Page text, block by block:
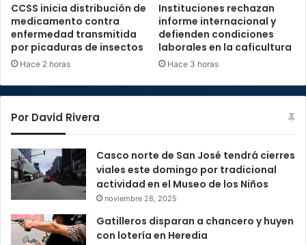
CCSS inicia distribución de
medicamento contra
enfermedad transmitida
por picaduras de insectos
Hace 2 horas
Instituciones rechazan
informe internacional y
defienden condiciones
laborales en la caficultura
Hace 3 horas
Por David Rivera
Casco norte de San José tendrá cierres
viales este domingo por tradicional
actividad en el Museo de los Niños
noviembre 28, 2025
Gatilleros disparan a chancero y huyen
con lotería en Heredia